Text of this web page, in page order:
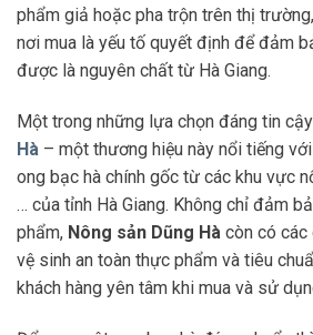
phẩm giả hoặc pha trộn trên thị
nơi mua là yếu tố quyết định để đảm
được là nguyên chất từ Hà Giang.
Một trong những lựa chọn đáng tin
Hà – một thương hiệu này nổi tiếng
ong bạc hà chính gốc từ các khu vực
… của tỉnh Hà Giang. Không chỉ đảm
phẩm, Nông sản Dũng Hà còn có các
vệ sinh an toàn thực phẩm và tiêu
khách hàng yên tâm khi mua và sử